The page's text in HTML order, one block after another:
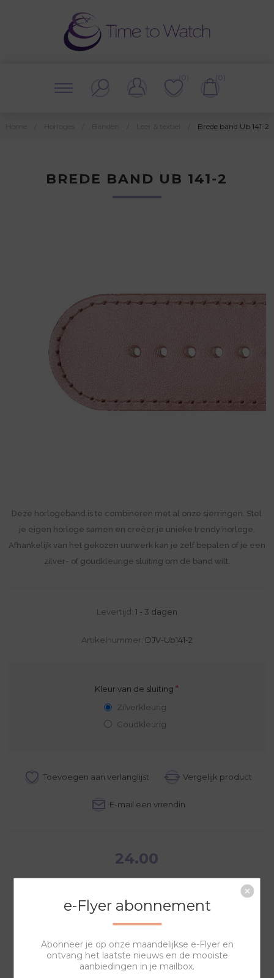
(0) (0)
Brede band Ub 141-2
BREDE BAND UB 141-2
Deze horlogeband is te combineren met al onze sierringen. Stel
je eigen horloge samen en creëer je unieke trendy horloge.
Afhankelijk van het gekozen uurwerk kan je zelf bepalen of je een
zilver- of goudkleurige sluiting om de band wilt.
Levertijd: 1 - 3 dagen
Artikelnummer: DJV-Ub141-2
Kleur van de sluiting*
Zilverkleurig
Goudkleurig
24.00
NAAR WINKELWAGEN
e-Flyer abonnement
Abonneer je op onze maandelijkse e-Flyer en
ontvang het laatste nieuws en de mooiste
aanbiedingen in je mailbox.